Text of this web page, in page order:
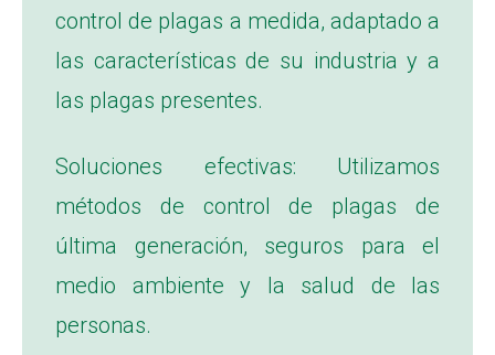
control de plagas a medida, adaptado a
las características de su industria y a
las plagas presentes.
Soluciones efectivas: Utilizamos
métodos de control de plagas de
última generación, seguros para el
medio ambiente y la salud de las
personas.